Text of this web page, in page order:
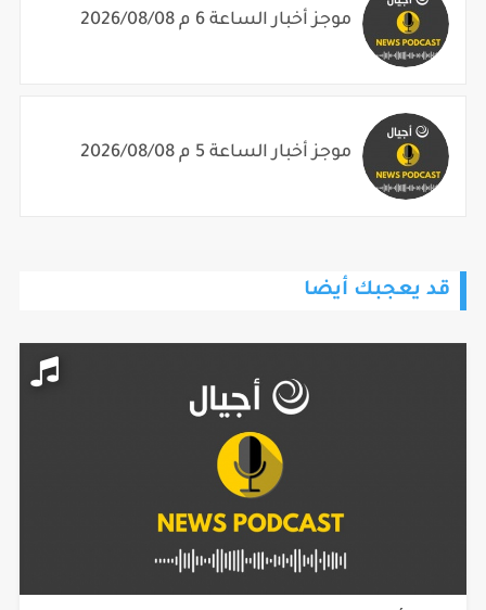
موجز أخبار الساعة 6 م 2026/08/08
موجز أخبار الساعة 5 م 2026/08/08
قد يعجبك أيضا